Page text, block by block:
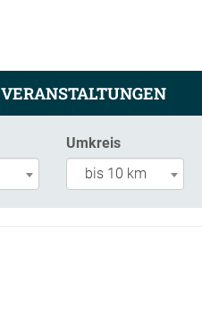
VERANSTALTUNGEN
Umkreis
bis 10 km